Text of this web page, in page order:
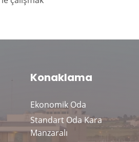
Konaklama
Ekonomik Oda
Standart Oda Kara
Manzaralı